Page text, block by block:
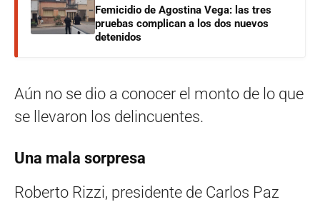
Femicidio de Agostina Vega: las tres
pruebas complican a los dos nuevos
detenidos
Aún no se dio a conocer el monto de lo que
se llevaron los delincuentes.
Una mala sorpresa
Roberto Rizzi, presidente de Carlos Paz